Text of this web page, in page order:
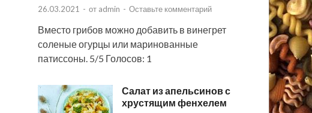
26.03.2021 - от admin - Оставьте комментарий
Вместо грибов можно добавить в винегрет
соленые огурцы или маринованные
патиссоны. 5/5 Голосов: 1
Салат из апельсинов с
хрустящим фенхелем